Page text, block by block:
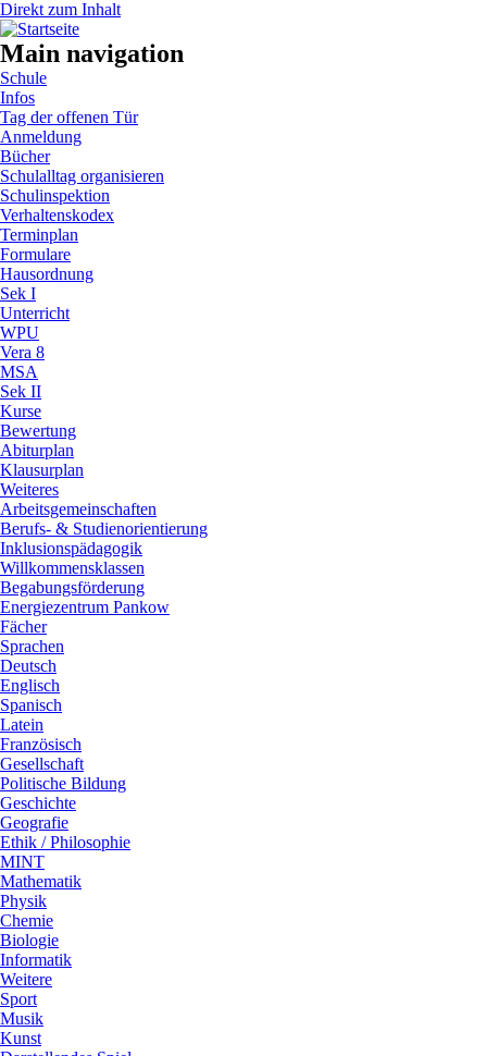
Direkt zum Inhalt
Main navigation
Schule
Infos
Tag der offenen Tür
Anmeldung
Bücher
Schulalltag organisieren
Schulinspektion
Verhaltenskodex
Terminplan
Formulare
Hausordnung
Sek I
Unterricht
WPU
Vera 8
MSA
Sek II
Kurse
Bewertung
Abiturplan
Klausurplan
Weiteres
Arbeitsgemeinschaften
Berufs- & Studienorientierung
Inklusionspädagogik
Willkommensklassen
Begabungsförderung
Energiezentrum Pankow
Fächer
Sprachen
Deutsch
Englisch
Spanisch
Latein
Französisch
Gesellschaft
Politische Bildung
Geschichte
Geografie
Ethik / Philosophie
MINT
Mathematik
Physik
Chemie
Biologie
Informatik
Weitere
Sport
Musik
Kunst